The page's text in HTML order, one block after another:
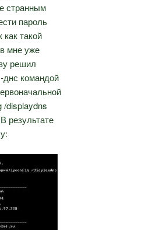
странным
пароль
такой
мне уже
решил
днс командой
/displaydns
результате